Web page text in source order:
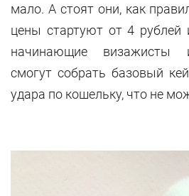
мало. А стоят они, как
цены стартуют от 4 рублей
начинающие визажисты
смогут собрать базовый
удара по кошельку, что не